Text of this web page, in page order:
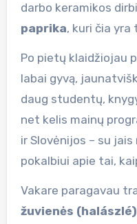
darbo keramikos
paprika, kuri čia yra
Po pietų klaidžiojau
labai gyvą,
daug studentų,
net kelis mainų
ir Slovėnijos – su
pokalbiui apie tai,
Vakare paragavau
žuvienės (halászlé)